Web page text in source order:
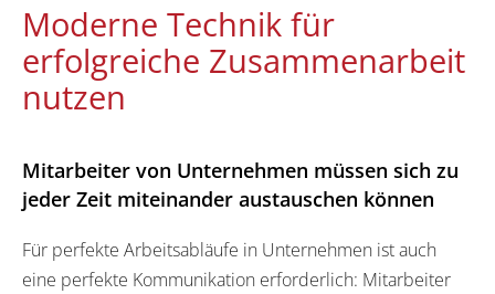
Moderne Technik für
erfolgreiche Zusammenarbeit
nutzen
Mitarbeiter von Unternehmen müssen sich zu
jeder Zeit miteinander austauschen können
Für perfekte Arbeitsabläufe in Unternehmen ist auch
eine perfekte Kommunikation erforderlich: Mitarbeiter